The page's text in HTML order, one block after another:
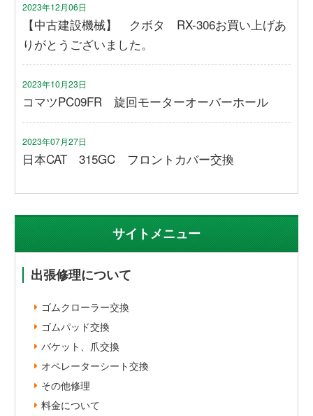
2023年12月06日
【中古建設機械】 クボタ RX-306お買い上げあ
りがとうございました。
2023年10月23日
コマツPC09FR 旋回モーターオーバーホール
2023年07月27日
日本CAT 315GC フロントカバー交換
サイトメニュー
出張修理について
ゴムクローラー交換
ゴムパッド交換
バケット、爪交換
オペレーターシート交換
その他修理
料金について